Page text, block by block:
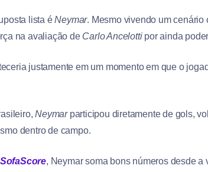
lista éNeymar. Mesmo vivendo um
na avaliação de Carlo Ancelottipor ainda
justamente em um momento em que o
Neymarparticipou diretamente de gols,
dentro de campo.
SofaScore, Neymar soma bons números desde a